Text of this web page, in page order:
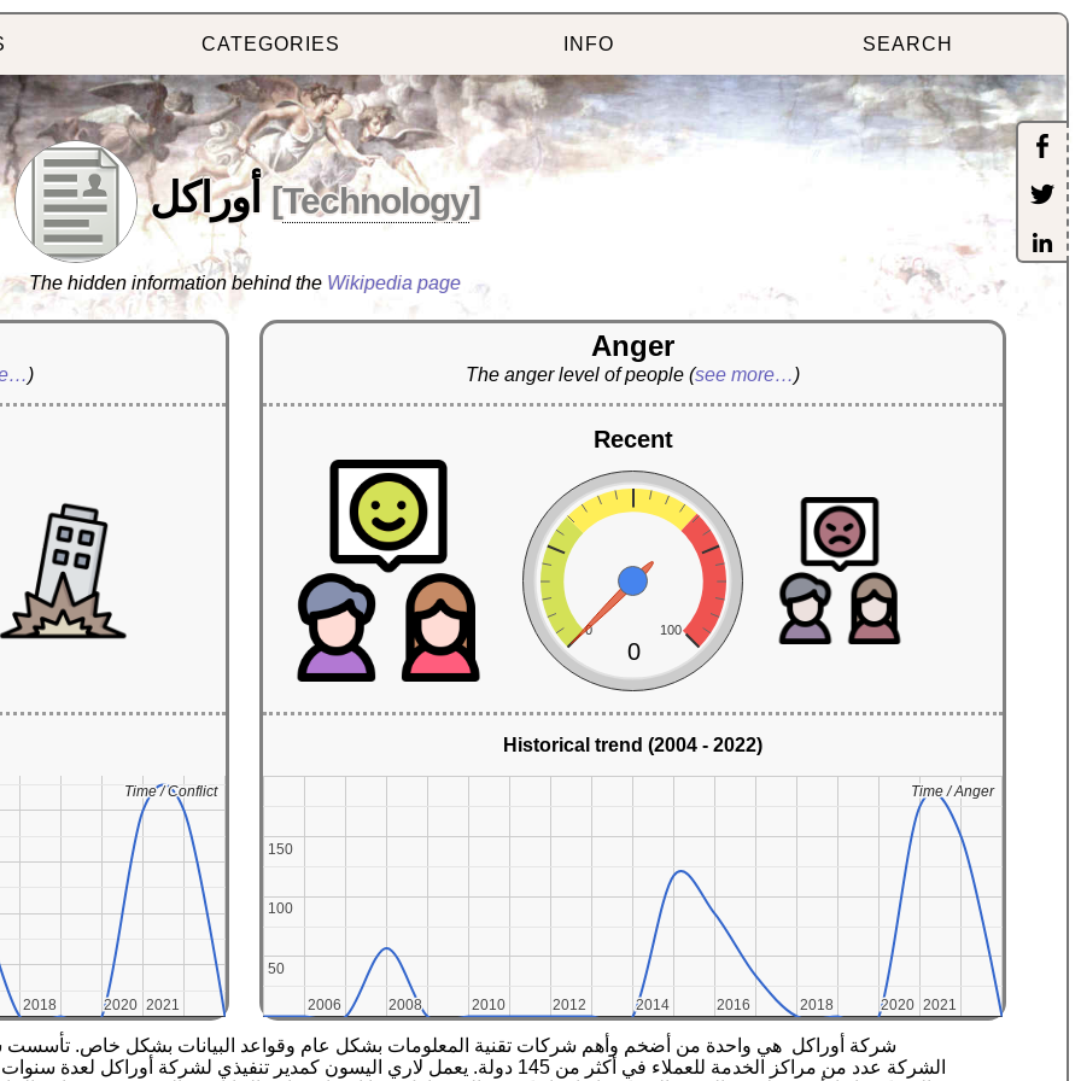
CATEGORIES INFO SEARCH
أوراكل [Technology]
The hidden information behind the Wikipedia page
)
2018
2018 2020
2020 2021
2021
Time / Conflict
Time / Conflict
Anger
The anger level of people(see more…)
Recent
0 100
0
Historical trend (2004 - 2022)
2006
2006 2008
2008 2010
2010 2012
2012 2014
2014 2016
2016 2018
2018 2020
2020 2021
2021
50
50
100
100
150
150
Time / Anger
Time / Anger